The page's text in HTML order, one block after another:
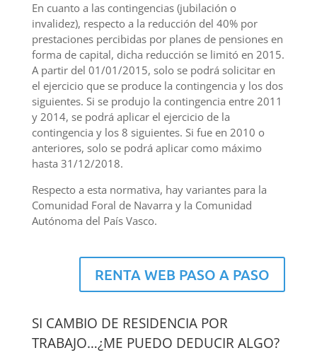
En cuanto a las contingencias (jubilación o
invalidez), respecto a la reducción del 40% por
prestaciones percibidas por planes de pensiones en
forma de capital, dicha reducción se limitó en 2015.
A partir del 01/01/2015, solo se podrá solicitar en
el ejercicio que se produce la contingencia y los dos
siguientes. Si se produjo la contingencia entre 2011
y 2014, se podrá aplicar el ejercicio de la
contingencia y los 8 siguientes. Si fue en 2010 o
anteriores, solo se podrá aplicar como máximo
hasta 31/12/2018.
Respecto a esta normativa, hay variantes para la
Comunidad Foral de Navarra y la Comunidad
Autónoma del País Vasco.
RENTA WEB PASO A PASO
SI CAMBIO DE RESIDENCIA POR
TRABAJO…¿ME PUEDO DEDUCIR ALGO?